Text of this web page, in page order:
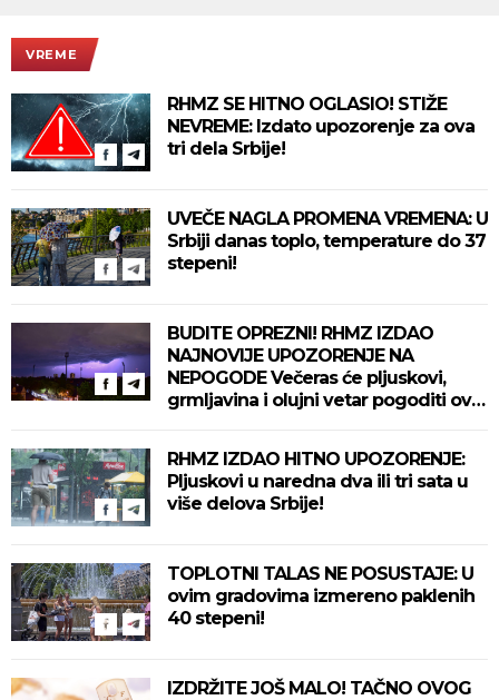
VREME
RHMZ SE HITNO OGLASIO! STIŽE
NEVREME: Izdato upozorenje za ova
tri dela Srbije!
UVEČE NAGLA PROMENA VREMENA: U
Srbiji danas toplo, temperature do 37
stepeni!
BUDITE OPREZNI! RHMZ IZDAO
NAJNOVIJE UPOZORENJE NA
NEPOGODE Večeras će pljuskovi,
grmljavina i olujni vetar pogoditi ove
RHMZ IZDAO HITNO UPOZORENJE:
Pljuskovi u naredna dva ili tri sata u
više delova Srbije!
TOPLOTNI TALAS NE POSUSTAJE: U
ovim gradovima izmereno paklenih
40 stepeni!
IZDRŽITE JOŠ MALO! TAČNO OVOG